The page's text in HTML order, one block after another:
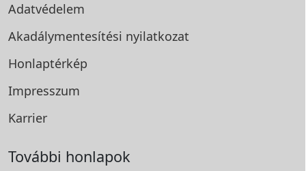
Adatvédelem
Akadálymentesítési nyilatkozat
Honlaptérkép
Impresszum
Karrier
További honlapok